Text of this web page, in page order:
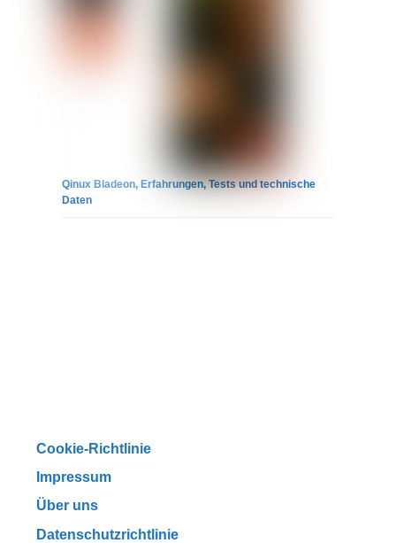
Qinux Bladeon, Erfahrungen, Tests und technische
Daten
Cookie-Richtlinie
Impressum
Über uns
Datenschutzrichtlinie